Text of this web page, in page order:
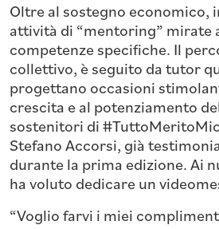
Oltre al sostegno economico,
attività di “mentoring” mirate
competenze specifiche. Il
collettivo, è seguito da tutor
progettano occasioni
crescita e al potenziamento
sostenitori di
Stefano Accorsi, già
durante la prima edizione. Ai
ha voluto dedicare un
“Voglio farvi i miei